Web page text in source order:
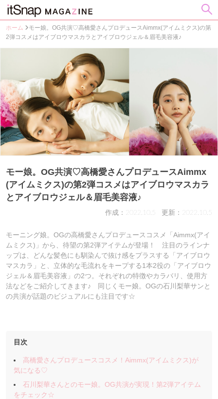
ホーム
モー娘。OG共演♡高橋愛さんプロデュースAimmx(アイムミクス)の第
2弾コスメはアイブロウマスカラとアイブロウジェル＆眉毛美容液♪
モー娘。OG共演♡高橋愛さんプロデュースAimmx
(アイムミクス)の第2弾コスメはアイブロウマスカラ
とアイブロウジェル＆眉毛美容液♪
作成：2022.10.5 更新：2022.10.5
モーニング娘。OGの高橋愛さんプロデュースコスメ「Aimmx(アイ
ムミクス)」から、待望の第2弾アイテムが登場！ 注目のラインナ
ップは、どんな髪色にも馴染んで抜け感をプラスする「アイブロウ
マスカラ」と、立体的な毛流れをキープする1本2役の「アイブロウ
ジェル＆眉毛美容液」の2つ。それぞれの特徴やカラバリ、使用方
法などをご紹介してきます♪ 同じくモー娘。OGの石川梨華サンと
の共演が話題のビジュアルにも注目です☆
目次
高橋愛さんプロデュースコスメ！Aimmx(アイムミクス)が
気になる♡
石川梨華さんとのモー娘。OG共演が実現！第2弾アイテム
をチェック☆